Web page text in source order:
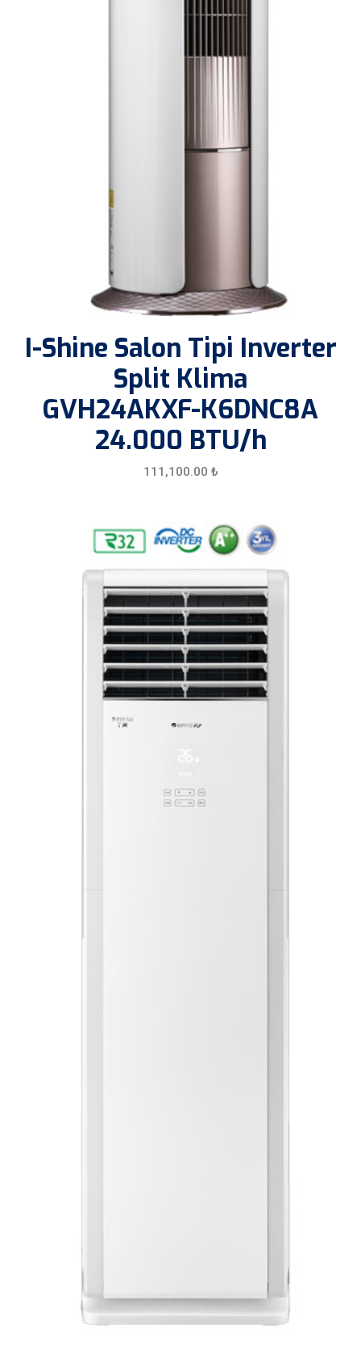
I-Shine Salon Tipi Inverter
Split Klima
GVH24AKXF-K6DNC8A
24.000 BTU/h
111,100.00 ₺